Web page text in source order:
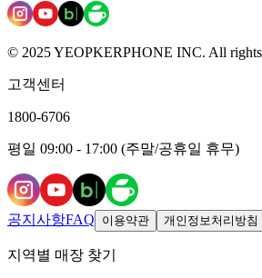
© 2025 YEOPKERPHONE INC. All rights
고객센터
1800-6706
평일 09:00 - 17:00 (주말/공휴일 휴무)
공지사항FAQ 이용약관 개인정보처리방침
지역별 매장 찾기